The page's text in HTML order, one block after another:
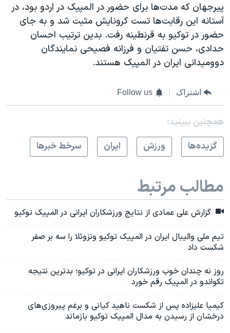
پیرجهان که مدت‌ها برای حضور در المپیک در اردو بود، در
آستانه این رقابت‌ها تست کرونایش مثبت شد و به جای
حضور در توکیو به قرنطینه رفت. بدین ترتیب احسان
حدادی، حسن تفتیان و فرزانه فصیحی نمایندگان
دوومیدانی ایران در المپیک هستند.
اشتراک Follow us
همچنبن ببینید:
گزيده‌ها
ورزش ايران سرخط خبرها
مطالب مرتبط
گزارش علی عمادی از نتایج ورزشکاران ایرانی در المپیک توکیو
تیم ملی والیبال ایران در المپیک توکیو ونزوئلا را سه بر صفر
شکست داد
روز نه چندان خوب ورزشکاران ایرانی در توکیو؛ بدترین نتیجه
تکواندو در المپیک رقم خورد
کیمیا علیزاده پس از شکست ناهید کیانی و برغم پیروزی‌های
درخشان از رسیدن به مدال المپیک توکیو بازماند